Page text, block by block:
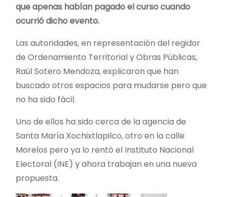
que apenas habían pagado el curso cuando
ocurrió dicho evento.
Las autoridades, en representación del regidor
de Ordenamiento Territorial y Obras Públicas,
Raúl Sotero Mendoza, explicaron que han
buscado otros espacios para mudarse pero que
no ha sido fácil.
Uno de ellos ha sido cerca de la agencia de
Santa María Xochixtlapilco, otro en la calle
Morelos pero ya lo rentó el Instituto Nacional
Electoral (INE) y ahora trabajan en una nueva
propuesta.